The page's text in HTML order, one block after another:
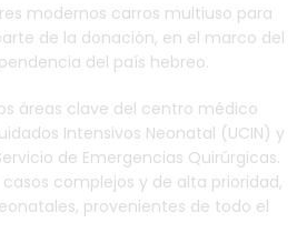
modernos carros multiuso para
de la donación, en el marco del
del país hebreo.
áreas clave del centro médico
Intensivos Neonatal (UCIN) y
de Emergencias Quirúrgicas.
complejos y de alta prioridad,
provenientes de todo el